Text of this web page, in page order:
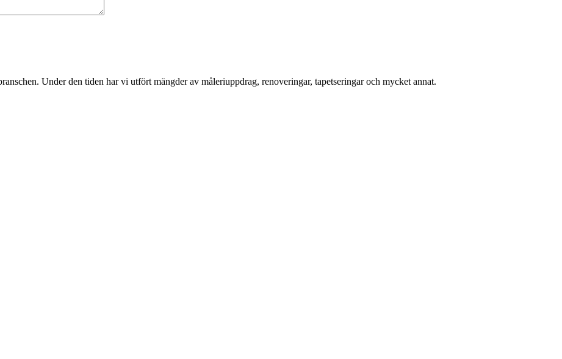
Under den tiden har vi utfört mängder av måleriuppdrag, renoveringar, tapetseringar och mycket annat.